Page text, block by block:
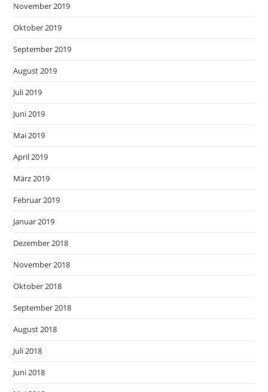
November 2019
Oktober 2019
September 2019
August 2019
Juli 2019
Juni 2019
Mai 2019
April 2019
März 2019
Februar 2019
Januar 2019
Dezember 2018
November 2018
Oktober 2018
September 2018
August 2018
Juli 2018
Juni 2018